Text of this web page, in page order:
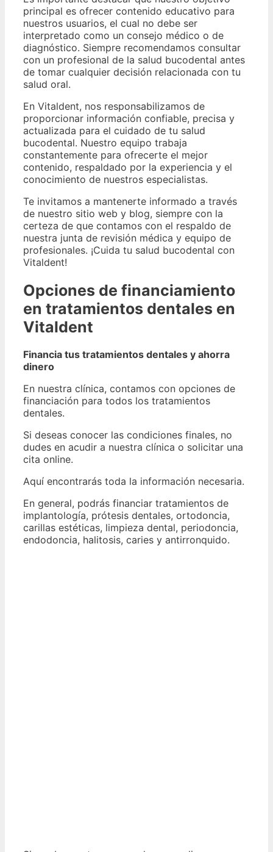
principal es ofrecer contenido educativo para
nuestros usuarios, el cual no debe ser
interpretado como un consejo médico o de
diagnóstico. Siempre recomendamos consultar
con un profesional de la salud bucodental antes
de tomar cualquier decisión relacionada con tu
salud oral.
En Vitaldent, nos responsabilizamos de
proporcionar información confiable, precisa y
actualizada para el cuidado de tu salud
bucodental. Nuestro equipo trabaja
constantemente para ofrecerte el mejor
contenido, respaldado por la experiencia y el
conocimiento de nuestros especialistas.
Te invitamos a mantenerte informado a través
de nuestro sitio web y blog, siempre con la
certeza de que contamos con el respaldo de
nuestra junta de revisión médica y equipo de
profesionales. ¡Cuida tu salud bucodental con
Vitaldent!
Opciones de financiamiento
en tratamientos dentales en
Vitaldent
Financia tus tratamientos dentales y ahorra
dinero
En nuestra clínica, contamos con opciones de
financiación para todos los tratamientos
dentales.
Si deseas conocer las condiciones finales, no
dudes en acudir a nuestra clínica o solicitar una
cita online.
Aquí encontrarás toda la información necesaria.
En general, podrás financiar tratamientos de
implantología, prótesis dentales, ortodoncia,
carillas estéticas, limpieza dental, periodoncia,
endodoncia, halitosis, caries y antirronquido.